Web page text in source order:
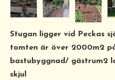
Stugan ligger vid Peckas
tomten är över 2000m2
bastubyggnad/ gästrum2
skjul